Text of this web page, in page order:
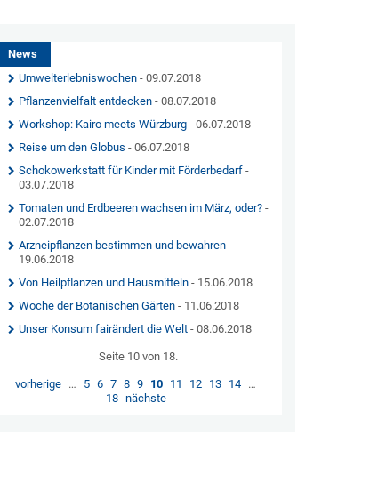
News
Umwelterlebniswochen- 09.07.2018
Pflanzenvielfalt entdecken- 08.07.2018
Workshop: Kairo meets Würzburg- 06.07.2018
Reise um den Globus - 06.07.2018
Schokowerkstatt für Kinder mit Förderbedarf-
03.07.2018
Tomaten und Erdbeeren wachsen im März, oder?-
02.07.2018
Arzneipflanzen bestimmen und bewahren-
19.06.2018
Von Heilpflanzen und Hausmitteln- 15.06.2018
Woche der Botanischen Gärten- 11.06.2018
Unser Konsum fairändert die Welt- 08.06.2018
Seite 10 von 18.
vorherige … 5 6 7 8 9 10 11 12 13 14 …
18 nächste